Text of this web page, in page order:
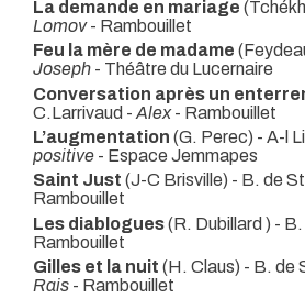
La demande en mariage
Lomov- Rambouillet
Feu la mère de madame
Joseph - Théâtre du Lucernaire
Conversation après un
C.Larrivaud - Alex- Rambouillet
L’augmentation (G. Perec) - A-l
positive - Espace Jemmapes
Saint Just (J-C Brisville) - B. de
Rambouillet
Les diablogues(R. Dubillard ) -
Rambouillet
Gilles et la nuit (H. Claus) - B. de
Rais - Rambouillet